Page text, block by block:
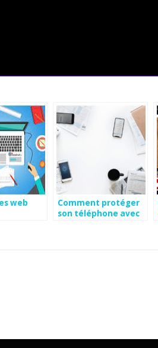
web
Comment protéger
son téléphone avec